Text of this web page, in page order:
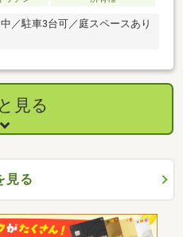
／駐車3台可／庭スペースあり
見る
見る